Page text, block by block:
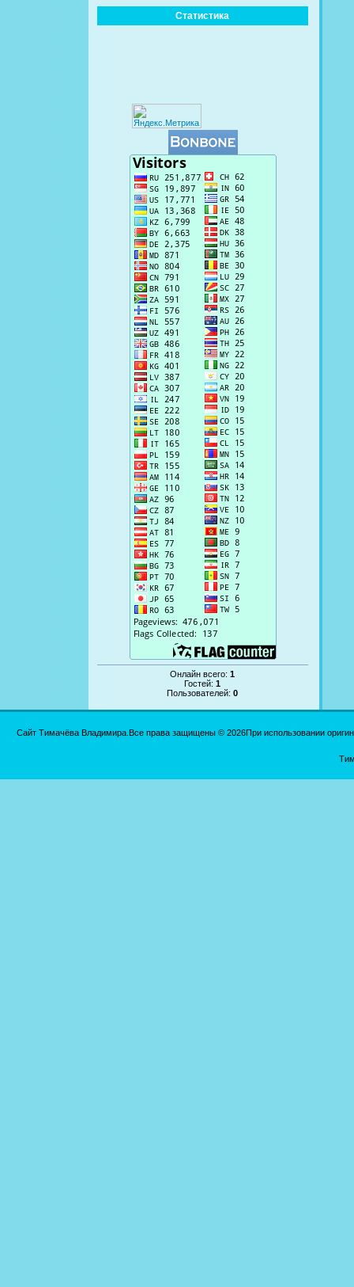
Статистика
Онлайн всего:1
Гостей:1
Пользователей:0
Сайт Тимачёва Владимира.Все права защищены © 2026При использовании